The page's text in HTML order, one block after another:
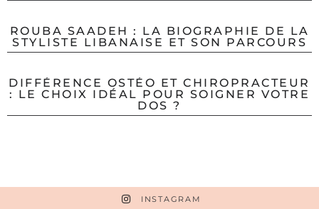
ROUBA SAADEH : LA BIOGRAPHIE DE LA
STYLISTE LIBANAISE ET SON PARCOURS
DIFFÉRENCE OSTÉO ET CHIROPRACTEUR
: LE CHOIX IDÉAL POUR SOIGNER VOTRE
DOS ?
INSTAGRAM